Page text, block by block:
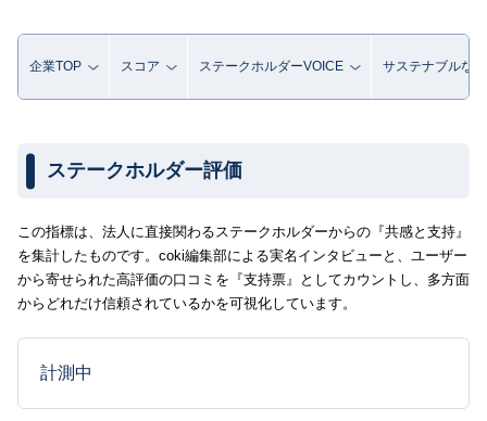
企業TOP スコア ステークホルダーVOICE サステナブルな
ステークホルダー評価
この指標は、法人に直接関わるステークホルダーからの『共感と支持』
を集計したものです。coki編集部による実名インタビューと、ユーザー
から寄せられた高評価の口コミを『支持票』としてカウントし、多方面
からどれだけ信頼されているかを可視化しています。
計測中